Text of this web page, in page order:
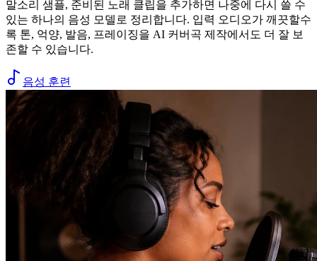
말소리 샘플, 준비된 노래 클립을 추가하면 나중에 다시 쓸 수
있는 하나의 음성 모델로 정리합니다. 입력 오디오가 깨끗할수
록 톤, 억양, 발음, 프레이징을 AI 커버곡 제작에서도 더 잘 보
존할 수 있습니다.
음성 훈련